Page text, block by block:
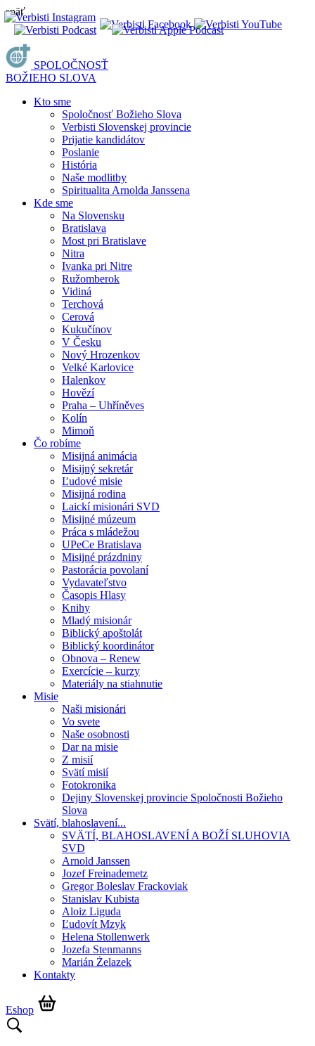
späť
SPOLOČNOSŤ
BOŽIEHO SLOVA
Kto sme
Spoločnosť Božieho Slova
Verbisti Slovenskej provincie
Prijatie kandidátov
Poslanie
História
Naše modlitby
Spiritualita Arnolda Janssena
Kde sme
Na Slovensku
Bratislava
Most pri Bratislave
Nitra
Ivanka pri Nitre
Ružomberok
Vidiná
Terchová
Cerová
Kukučínov
V Česku
Nový Hrozenkov
Velké Karlovice
Halenkov
Hovězí
Praha – Uhříněves
Kolín
Mimoň
Čo robíme
Misijná animácia
Misijný sekretár
Ľudové misie
Misijná rodina
Laickí misionári SVD
Misijné múzeum
Práca s mládežou
UPeCe Bratislava
Misijné prázdniny
Pastorácia povolaní
Vydavateľstvo
Časopis Hlasy
Knihy
Mladý misionár
Biblický apoštolát
Biblický koordinátor
Obnova – Renew
Exercície – kurzy
Materiály na stiahnutie
Misie
Naši misionári
Vo svete
Naše osobnosti
Dar na misie
Z misií
Svätí misií
Fotokronika
Dejiny Slovenskej provincie Spoločnosti Božieho
Slova
Svätí, blahoslavení...
SVÄTÍ, BLAHOSLAVENÍ A BOŽÍ SLUHOVIA
SVD
Arnold Janssen
Jozef Freinademetz
Gregor Boleslav Frackoviak
Stanislav Kubista
Aloiz Liguda
Ľudovít Mzyk
Helena Stollenwerk
Jozefa Stenmanns
Marián Żelazek
Kontakty
Eshop